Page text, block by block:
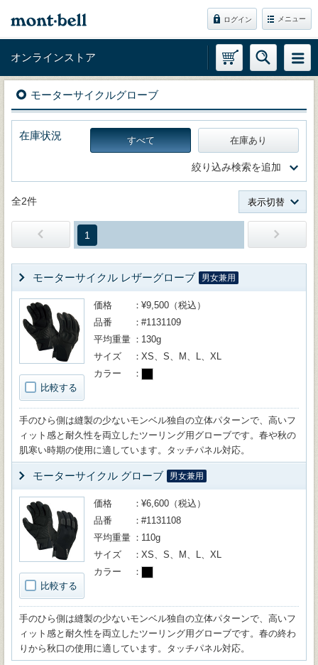
ログイン メニュー
オンラインストア
モーターサイクルグローブ
在庫状況 すべて 在庫あり
絞り込み検索を追加
全2件 表示切替
1
モーターサイクル レザーグローブ 男女兼用
比較する
価格
¥9,500（税込）
品番
#1131109
平均重量
130g
サイズ
XS、S、M、L、XL
カラー
手のひら側は縫製の少ないモンベル独自の立体パターンで、高いフ
ィット感と耐久性を両立したツーリング用グローブです。春や秋の
肌寒い時期の使用に適しています。タッチパネル対応。
モーターサイクル グローブ 男女兼用
比較する
価格
¥6,600（税込）
品番
#1131108
平均重量
110g
サイズ
XS、S、M、L、XL
カラー
手のひら側は縫製の少ないモンベル独自の立体パターンで、高いフ
ィット感と耐久性を両立したツーリング用グローブです。春の終わ
りから秋口の使用に適しています。タッチパネル対応。